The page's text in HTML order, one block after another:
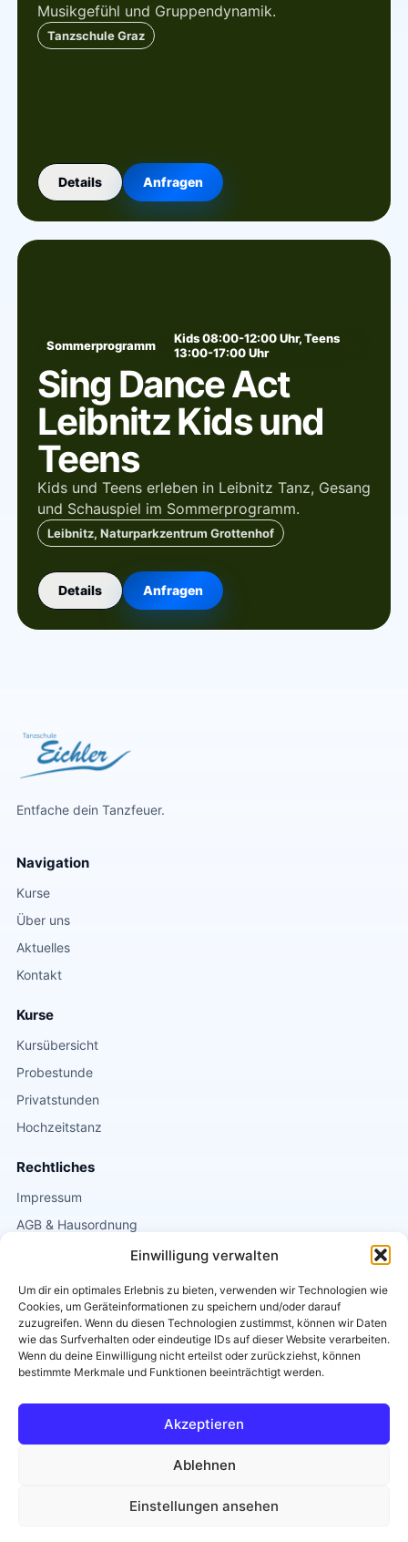
Einwilligung verwalten
Um dir ein optimales Erlebnis zu bieten, verwenden wir Technologien wie
Cookies, um Geräteinformationen zu speichern und/oder darauf
zuzugreifen. Wenn du diesen Technologien zustimmst, können wir Daten
wie das Surfverhalten oder eindeutige IDs auf dieser Website verarbeiten.
Wenn du deine Einwilligung nicht erteilst oder zurückziehst, können
bestimmte Merkmale und Funktionen beeinträchtigt werden.
Akzeptieren
Ablehnen
Einstellungen ansehen
Musikgefühl und Gruppendynamik.
Tanzschule Graz
Details Anfragen
Sommerprogramm
Kids 08:00-12:00 Uhr, Teens
13:00-17:00 Uhr
Sing Dance Act
Leibnitz Kids und
Teens
Kids und Teens erleben in Leibnitz Tanz, Gesang
und Schauspiel im Sommerprogramm.
Leibnitz, Naturparkzentrum Grottenhof
Details Anfragen
Entfache dein Tanzfeuer.
Navigation
Kurse
Über uns
Aktuelles
Kontakt
Kurse
Kursübersicht
Probestunde
Privatstunden
Hochzeitstanz
Rechtliches
Impressum
AGB & Hausordnung
Kontakt
Griesgasse 1
8020 Graz
0664 / 2663838